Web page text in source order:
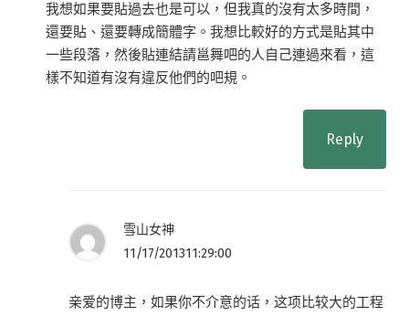
我想如果要貼過去也是可以，但我真的沒有太多時間，
還要貼、還要轉成簡體字。我想比較好的方式是貼其中
一些段落，然後貼連結請邕舞吧的人自己連過來看，這
樣不知道有沒有違反他們的吧規。
Reply
雪山女神
11/17/201311:29:00
亲爱的博主，如果你不介意的话，这项比较大的工程